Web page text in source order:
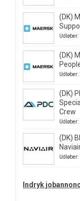
(DK)
(DK)
(DK)
Crew
(DK)
Indryk